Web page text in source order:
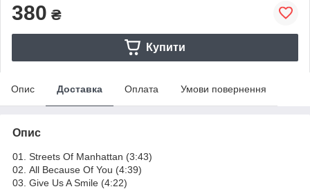
380 ₴
Купити
Опис Доставка Оплата Умови повернення
Опис
01. Streets Of Manhattan (3:43)
02. All Because Of You (4:39)
03. Give Us A Smile (4:22)